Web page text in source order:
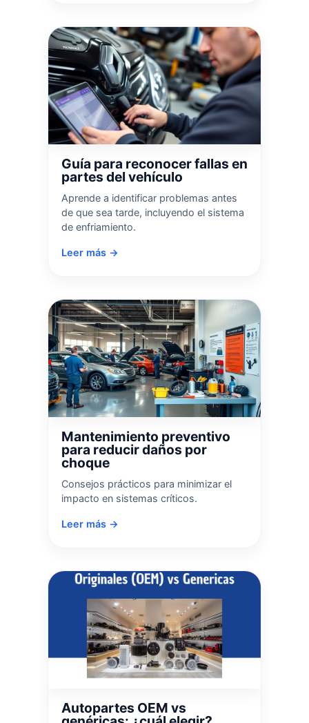
Guía para reconocer fallas en
partes del vehículo
Aprende a identificar problemas antes
de que sea tarde, incluyendo el sistema
de enfriamiento.
Leer más →
Mantenimiento preventivo
para reducir daños por
choque
Consejos prácticos para minimizar el
impacto en sistemas críticos.
Leer más →
Autopartes OEM vs